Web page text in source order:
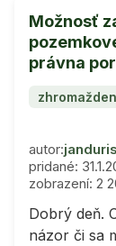
Možnosť
právna
autor:janduris
pridané:
zobrazení: 2
Dobrý deň.
názor či sa